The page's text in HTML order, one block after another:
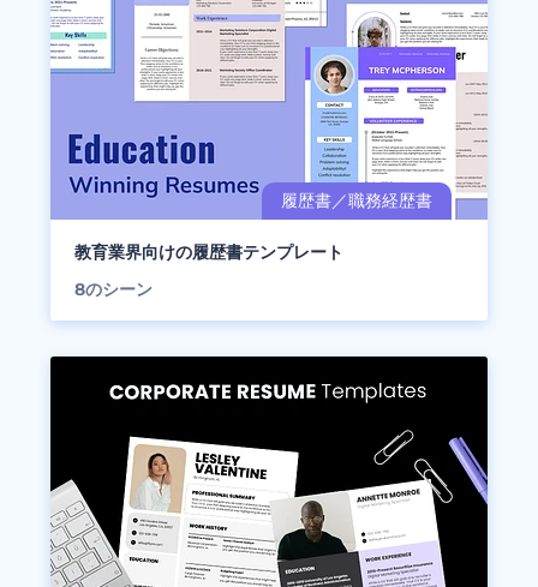
教育業界向けの履歴書テンプレート
8のシーン